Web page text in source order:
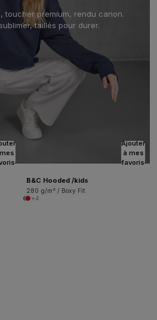
toucher premium, rendu canon.
taillés pour durer.
Ajouter
à mes
favoris
B&C Hooded /kids
280 g/m² / Boxy Fit
+4